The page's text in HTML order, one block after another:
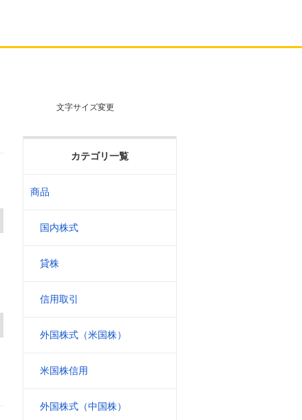
文字サイズ変更
カテゴリ一覧
商品
国内株式
貸株
信用取引
外国株式（米国株）
米国株信用
外国株式（中国株）